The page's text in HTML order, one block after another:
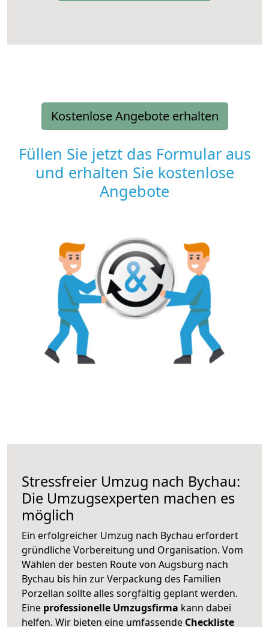
Kostenlose Angebote erhalten
Füllen Sie jetzt das Formular aus
und erhalten Sie kostenlose
Angebote
Stressfreier Umzug nach Bychau:
Die Umzugsexperten machen es
möglich
Ein erfolgreicher Umzug nach Bychau erfordert
gründliche Vorbereitung und Organisation. Vom
Wählen der besten Route von Augsburg nach
Bychau bis hin zur Verpackung des Familien
Porzellan sollte alles sorgfältig geplant werden.
Eine professionelle Umzugsfirma kann dabei
helfen. Wir bieten eine umfassende Checkliste